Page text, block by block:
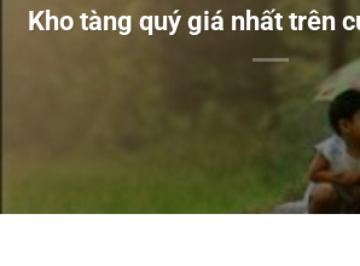
Kho tàng quý giá nhất trên